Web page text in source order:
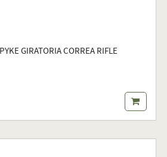
GIRATORIA CORREA RIFLE